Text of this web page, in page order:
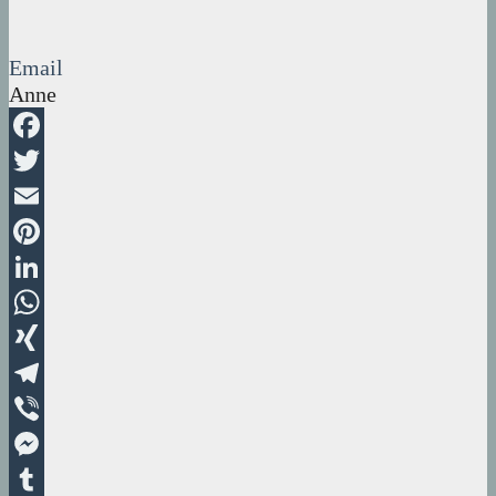
Email
Anne
Facebook
Twitter
Email
Pinterest
LinkedIn
WhatsApp
XING
Telegram
Viber
Messenger